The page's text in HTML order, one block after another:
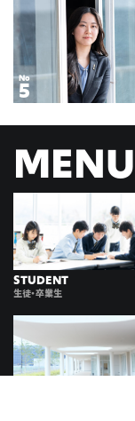
No
MENU
STUDENT
生徒・卒業生